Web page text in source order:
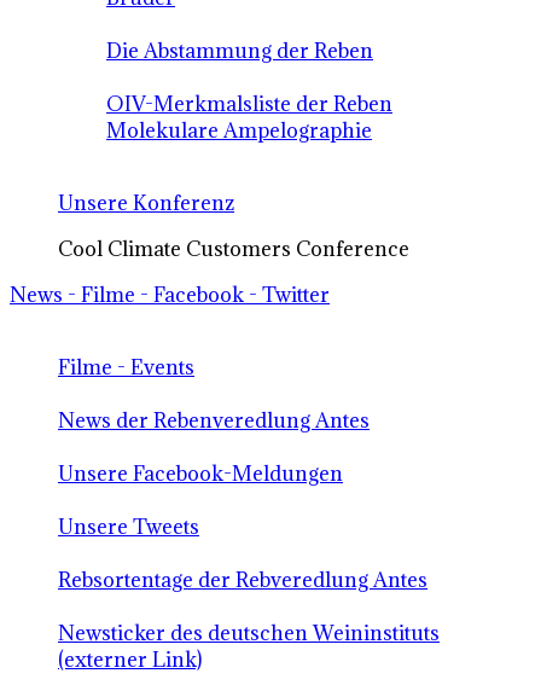
Die Abstammung der Reben
OIV-Merkmalsliste der Reben
Molekulare Ampelographie
Unsere Konferenz
Cool Climate Customers Conference
News - Filme - Facebook - Twitter
Filme - Events
News der Rebenveredlung Antes
Unsere Facebook-Meldungen
Unsere Tweets
Rebsortentage der Rebveredlung Antes
Newsticker des deutschen Weininstituts
(externer Link)